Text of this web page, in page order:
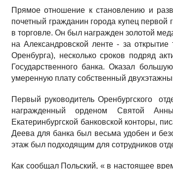
Прямое отношение к становлению и
почетный гражданин города купец
в торговле. Он был награжден золотой
на Александровской ленте - за
Оренбурга), несколько сроков подряд
Государственного банка. Оказал
умеренную плату собственный
Первый руководитель Оренбургского
награжденный орденом Святой
Екатеринбургской банковской конторы,
Деева для банка был весьма удобен и
этаж был подходящим для сотрудников
Как сообщал Польский, « в настоящее